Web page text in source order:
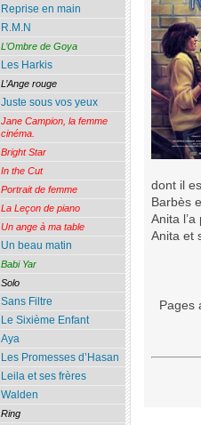
dont il
Barbès
Anita
Anita et
Pages
Reprise en main
R.M.N
L’Ombre de Goya
Les Harkis
L’Ange rouge
Juste sous vos yeux
Jane Campion, la femme
cinéma.
Bright Star
In the Cut
Portrait de femme
La Leçon de piano
Un ange à ma table
Un beau matin
Babi Yar
Solo
Sans Filtre
Le Sixième Enfant
Aya
Les Promesses d’Hasan
Leila et ses frères
Walden
Ring